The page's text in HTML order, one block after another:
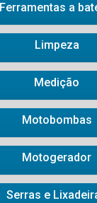
Ferramentas a
Limpeza
Medição
Motobombas
Motogerador
Serras e